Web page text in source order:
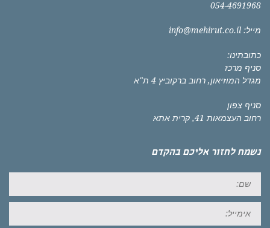
054-4691968
מייל: info@mehirut.co.il
כתובתינו:
סניף מרכז
מגדל המוזיאון, רחוב ברקוביץ 4 ת"א
סניף צפון
רחוב העצמאות 41, קרית אתא
נשמח לחזור אליכם בהקדם